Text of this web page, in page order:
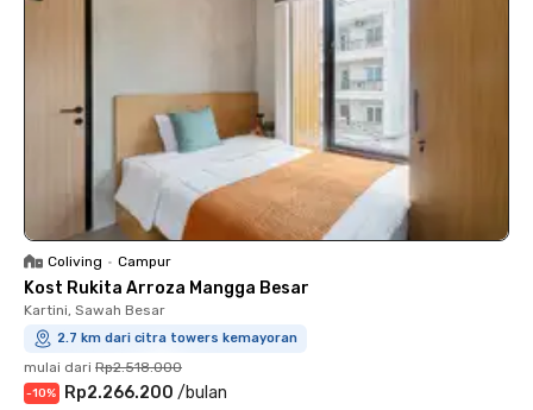
Coliving • Campur
Kost Rukita Arroza Mangga Besar
Kartini, Sawah Besar
2.7 km dari citra towers kemayoran
mulai dari Rp2.518.000
-10% Rp2.266.200 /bulan